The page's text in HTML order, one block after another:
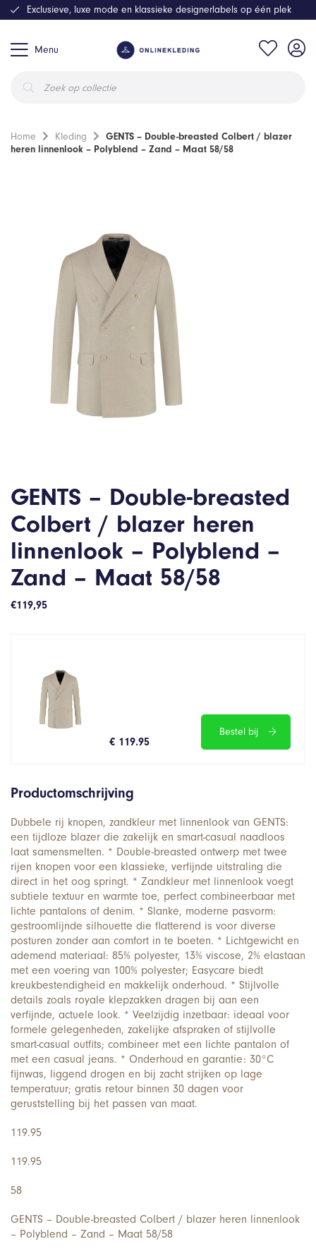
Menu
zoeken
Exclusieve, luxe mode en klassieke designerlabels op één plek
Home Kleding
GENTS – Double-breasted Colbert / blazer
heren linnenlook – Polyblend – Zand – Maat 58/58
GENTS – Double-breasted
Colbert / blazer heren
linnenlook – Polyblend –
Zand – Maat 58/58
€119,95
€ 119.95
Bestel bij
Productomschrijving
Dubbele rij knopen, zandkleur met linnenlook van GENTS:
een tijdloze blazer die zakelijk en smart-casual naadloos
laat samensmelten. * Double-breasted ontwerp met twee
rijen knopen voor een klassieke, verfijnde uitstraling die
direct in het oog springt. * Zandkleur met linnenlook voegt
subtiele textuur en warmte toe, perfect combineerbaar met
lichte pantalons of denim. * Slanke, moderne pasvorm:
gestroomlijnde silhouette die flatterend is voor diverse
posturen zonder aan comfort in te boeten. * Lichtgewicht en
ademend materiaal: 85% polyester, 13% viscose, 2% elastaan
met een voering van 100% polyester; Easycare biedt
kreukbestendigheid en makkelijk onderhoud. * Stijlvolle
details zoals royale klepzakken dragen bij aan een
verfijnde, actuele look. * Veelzijdig inzetbaar: ideaal voor
formele gelegenheden, zakelijke afspraken of stijlvolle
smart-casual outfits; combineer met een lichte pantalon of
met een casual jeans. * Onderhoud en garantie: 30°C
fijnwas, liggend drogen en bij zacht strijken op lage
temperatuur; gratis retour binnen 30 dagen voor
geruststelling bij het passen van maat.
119.95
119.95
58
GENTS – Double-breasted Colbert / blazer heren linnenlook
– Polyblend – Zand – Maat 58/58